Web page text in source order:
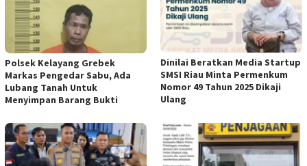
Polsek Kelayang Grebek
Markas Pengedar Sabu, Ada
Lubang Tanah Untuk
Menyimpan Barang Bukti
Dinilai Beratkan Media Startup
SMSI Riau Minta Permenkum
Nomor 49 Tahun 2025 Dikaji
Ulang